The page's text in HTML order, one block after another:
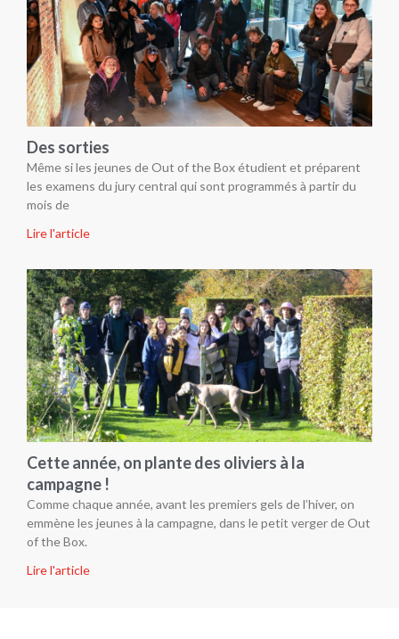
Des sorties
Même si les jeunes de Out of the Box étudient et préparent
les examens du jury central qui sont programmés à partir du
mois de
Lire l'article
Cette année, on plante des oliviers à la
campagne !
Comme chaque année, avant les premiers gels de l’hiver, on
emmène les jeunes à la campagne, dans le petit verger de Out
of the Box.
Lire l'article